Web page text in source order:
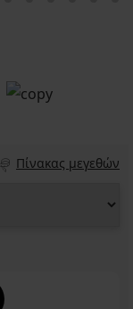
Πίνακας μεγεθών